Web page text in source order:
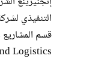
Logistics.